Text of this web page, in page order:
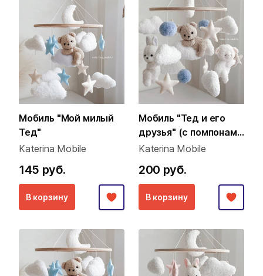
Мобиль "Мой милый
Тед"
Katerina Mobile
145 руб.
В корзину
Мобиль "Тед и его
друзья" (с помпонами
из пряжи)
Katerina Mobile
200 руб.
В корзину